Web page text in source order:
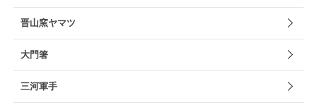
晋山窯ヤマツ
大門箸
三河軍手